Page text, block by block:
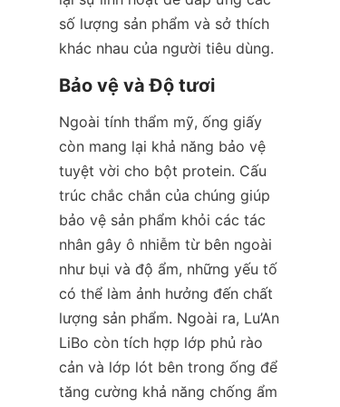
số lượng sản phẩm và sở thích
khác nhau của người tiêu dùng.
Ngoài tính thẩm mỹ, ống giấy
còn mang lại khả năng bảo vệ
tuyệt vời cho bột protein. Cấu
trúc chắc chắn của chúng giúp
bảo vệ sản phẩm khỏi các tác
nhân gây ô nhiễm từ bên ngoài
như bụi và độ ẩm, những yếu tố
có thể làm ảnh hưởng đến chất
lượng sản phẩm. Ngoài ra, Lu’An
LiBo còn tích hợp lớp phủ rào
cản và lớp lót bên trong ống để
tăng cường khả năng chống ẩm